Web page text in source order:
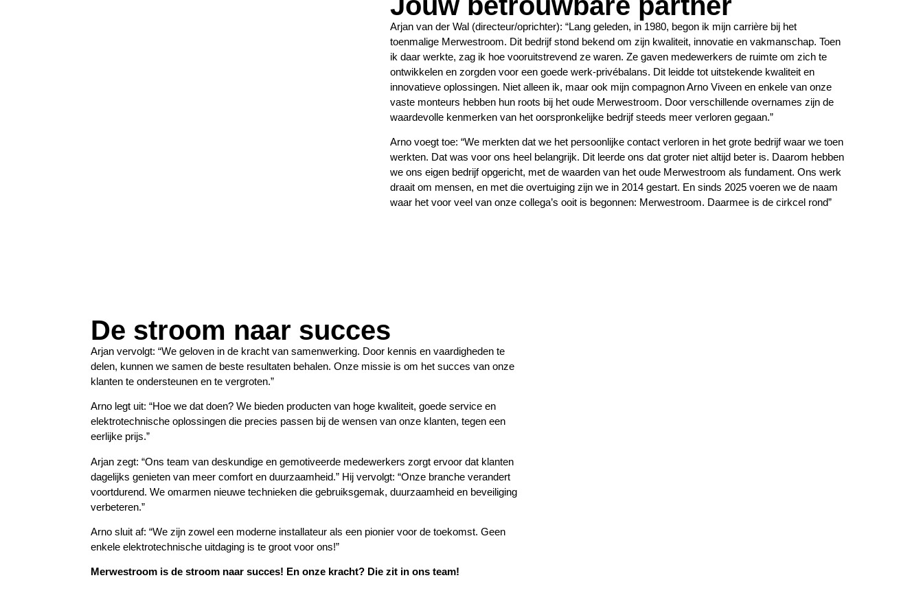
Arjan van der Wal (directeur/oprichter): “Lang geleden, in 1980, begon ik mijn carrière bij het
toenmalige Merwestroom. Dit bedrijf stond bekend om zijn kwaliteit, innovatie en vakmanschap. Toen
ik daar werkte, zag ik hoe vooruitstrevend ze waren. Ze gaven medewerkers de ruimte om zich te
ontwikkelen en zorgden voor een goede werk-privébalans. Dit leidde tot uitstekende kwaliteit en
innovatieve oplossingen. Niet alleen ik, maar ook mijn compagnon Arno Viveen en enkele van onze
vaste monteurs hebben hun roots bij het oude Merwestroom. Door verschillende overnames zijn de
waardevolle kenmerken van het oorspronkelijke bedrijf steeds meer verloren gegaan.”
Arno voegt toe: “We merkten dat we het persoonlijke contact verloren in het grote bedrijf waar we toen
werkten. Dat was voor ons heel belangrijk. Dit leerde ons dat groter niet altijd beter is. Daarom hebben
we ons eigen bedrijf opgericht, met de waarden van het oude Merwestroom als fundament. Ons werk
draait om mensen, en met die overtuiging zijn we in 2014 gestart. En sinds 2025 voeren we de naam
waar het voor veel van onze collega’s ooit is begonnen: Merwestroom. Daarmee is de cirkcel rond”
De stroom naar succes
Arjan vervolgt: “We geloven in de kracht van samenwerking. Door kennis en vaardigheden te
delen, kunnen we samen de beste resultaten behalen. Onze missie is om het succes van onze
klanten te ondersteunen en te vergroten.”
Arno legt uit: “Hoe we dat doen? We bieden producten van hoge kwaliteit, goede service en
elektrotechnische oplossingen die precies passen bij de wensen van onze klanten, tegen een
eerlijke prijs.”
Arjan zegt: “Ons team van deskundige en gemotiveerde medewerkers zorgt ervoor dat klanten
dagelijks genieten van meer comfort en duurzaamheid.” Hij vervolgt: “Onze branche verandert
voortdurend. We omarmen nieuwe technieken die gebruiksgemak, duurzaamheid en beveiliging
verbeteren.”
Arno sluit af: “We zijn zowel een moderne installateur als een pionier voor de toekomst. Geen
enkele elektrotechnische uitdaging is te groot voor ons!”
Merwestroom is de stroom naar succes! En onze kracht? Die zit in ons team!